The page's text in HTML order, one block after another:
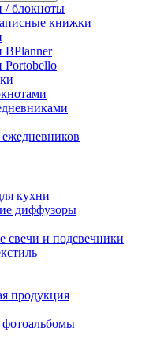
/ блокноты
книжки
BPlanner
Portobello
кухни
диффузоры
свечи и подсвечники
продукция